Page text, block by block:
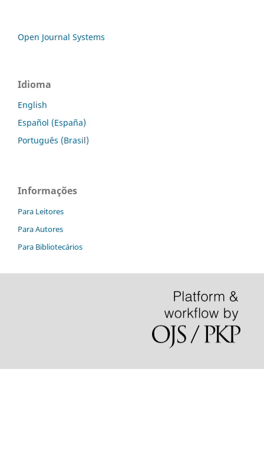
Open Journal Systems
Idioma
English
Español (España)
Português (Brasil)
Informações
Para Leitores
Para Autores
Para Bibliotecários